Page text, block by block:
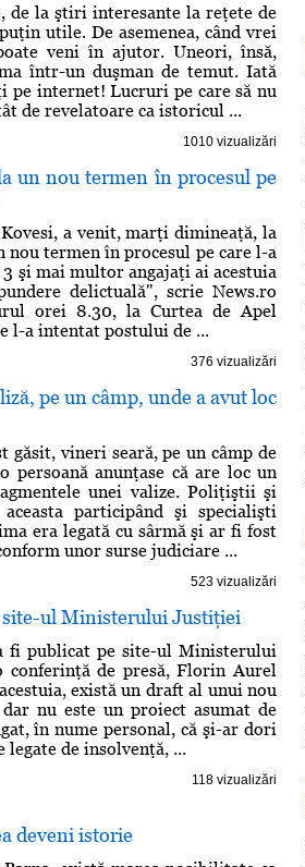
de la ştiri interesante la reţete de
utile. De asemenea, când vrei
veni în ajutor. Uneori, însă,
într-un duşman de temut. Iată
pe internet! Lucruri pe care să nu
de revelatoare ca istoricul ...
1010 vizualizări
un nou termen în procesul pe
a venit, marţi dimineaţă, la
nou termen în procesul pe care l-a
şi mai multor angajaţi ai acestuia
delictuală", scrie News.ro
orei 8.30, la Curtea de Apel
l-a intentat postului de ...
376 vizualizări
pe un câmp, unde a avut loc
găsit, vineri seară, pe un câmp de
anunţase că are loc un
unei valize. Poliţiştii şi
participând şi specialişti
era legată cu sârmă şi ar fi fost
unor surse judiciare ...
523 vizualizări
ul Ministerului Justiţiei
fi publicat pe site-ul Ministerului
de presă, Florin Aurel
există un draft al unui nou
nu este un proiect asumat de
în nume personal, că şi-ar dori
legate de insolvenţă, ...
118 vizualizări
deveni istorie